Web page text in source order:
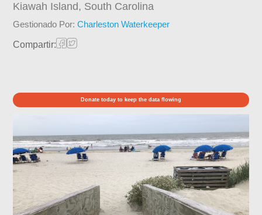
Kiawah Island, South Carolina
Gestionado Por:Charleston Waterkeeper
Compartir:
Donate today to keep the data flowing